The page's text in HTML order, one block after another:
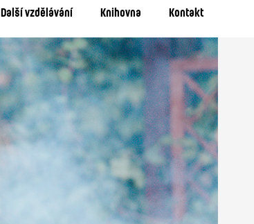
Další vzdělávání Knihovna Kontakt